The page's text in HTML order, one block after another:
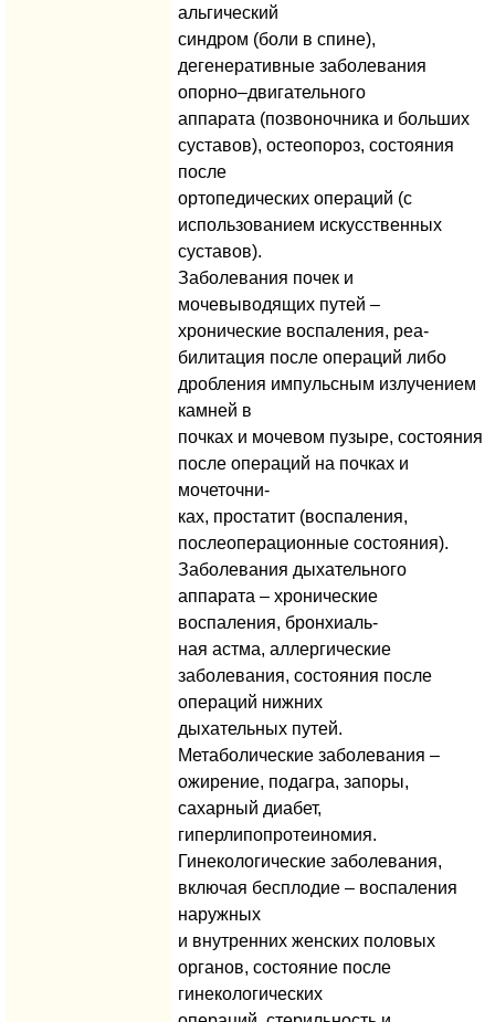
альгический
синдром (боли в спине),
дегенеративные заболевания
опорно–двигательного
аппарата (позвоночника и больших
суставов), остеопороз, состояния
после
ортопедических операций (с
использованием искусственных
суставов).
Заболевания почек и
мочевыводящих путей –
хронические воспаления, реа-
билитация после операций либо
дробления импульсным излучением
камней в
почках и мочевом пузыре, состояния
после операций на почках и
мочеточни-
ках, простатит (воспаления,
послеоперационные состояния).
Заболевания дыхательного
аппарата – хронические
воспаления, бронхиаль-
ная астма, аллергические
заболевания, состояния после
операций нижних
дыхательных путей.
Метаболические заболевания –
ожирение, подагра, запоры,
сахарный диабет,
гиперлипопротеиномия.
Гинекологические заболевания,
включая бесплодие – воспаления
наружных
и внутренних женских половых
органов, состояние после
гинекологических